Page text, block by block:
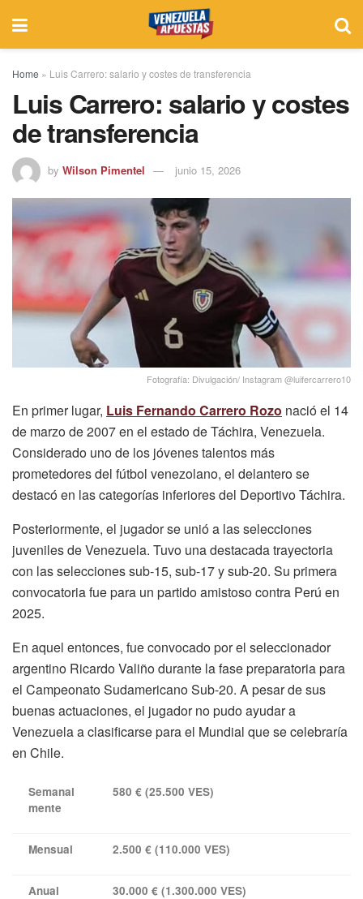
Home » Luis Carrero: salario y costes de transferencia
Luis Carrero: salario y costes
de transferencia
by Wilson Pimentel junio 15, 2026
Fotografía: Divulgación/ Instagram @luifercarrero10
En primer lugar, Luis Fernando Carrero Rozo nació el 14
de marzo de 2007 en el estado de Táchira, Venezuela.
Considerado uno de los jóvenes talentos más
prometedores del fútbol venezolano, el delantero se
destacó en las categorías inferiores del Deportivo Táchira.
Posteriormente, el jugador se unió a las selecciones
juveniles de Venezuela. Tuvo una destacada trayectoria
con las selecciones sub-15, sub-17 y sub-20. Su primera
convocatoria fue para un partido amistoso contra Perú en
2025.
En aquel entonces, fue convocado por el seleccionador
argentino Ricardo Valiño durante la fase preparatoria para
el Campeonato Sudamericano Sub-20. A pesar de sus
buenas actuaciones, el jugador no pudo ayudar a
Venezuela a clasificarse para el Mundial que se celebraría
en Chile.
Semanal
mente
580 € (25.500 VES)
Mensual 2.500 € (110.000 VES)
Anual 30.000 € (1.300.000 VES)